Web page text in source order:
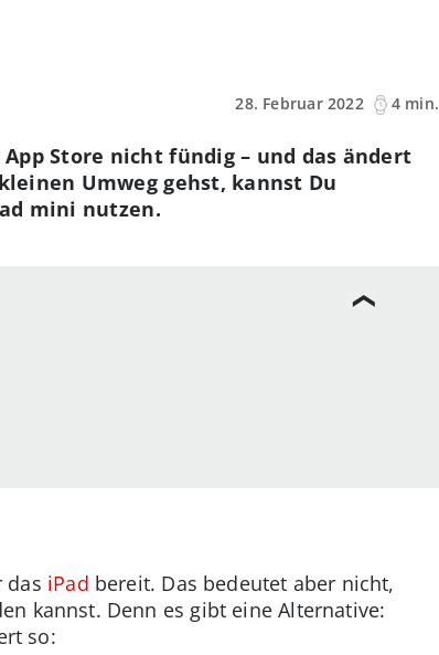
28. Februar 2022
4 min.
Store nicht fündig – und das ändert
Umweg gehst, kannst Du
mini nutzen.
das iPad bereit. Das bedeutet aber nicht,
kannst. Denn es gibt eine Alternative:
so: